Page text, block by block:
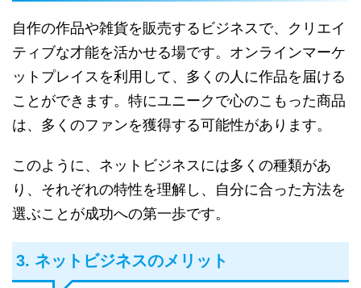
自作の作品や雑貨を販売するビジネスで、クリエイ
ティブな才能を活かせる場です。オンラインマーケ
ットプレイスを利用して、多くの人に作品を届ける
ことができます。特にユニークで心のこもった商品
は、多くのファンを獲得する可能性があります。
このように、ネットビジネスには多くの種類があ
り、それぞれの特性を理解し、自分に合った方法を
選ぶことが成功への第一歩です。
3. ネットビジネスのメリット